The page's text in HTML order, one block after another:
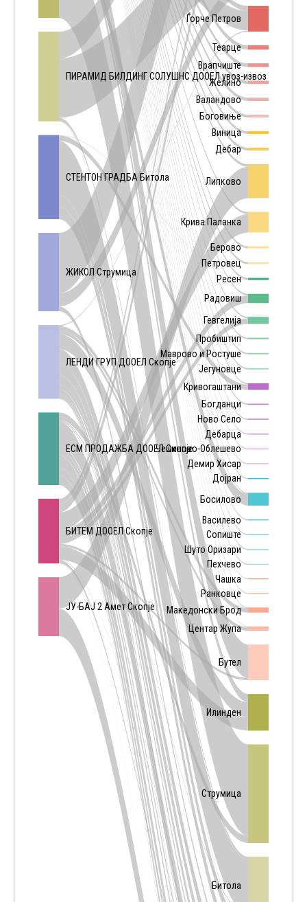
Ѓорче Петров
Теарце
Врапчиште
Желино
Валандово
Боговиње
Виница
Дебар
Липково
Крива Паланка
Берово
Петровец
Ресен
Радовиш
Гевгелија
Пробиштип
Маврово и Ростуше
Јегуновце
Кривогаштани
Богданци
Ново Село
Дебарца
Чешиново-Облешево
Демир Хисар
Дојран
Босилово
Василево
Сопиште
Шуто Оризари
Пехчево
Чашка
Ранковце
Македонски Брод
Центар Жупа
Бутел
Илинден
Струмица
ПИРАМИД БИЛДИНГ СОЛУШНС ДООЕЛ увоз-извоз Скопје
Битола
СТЕНТОН ГРАДБА Битола
ЖИКОЛ Струмица
ЛЕНДИ ГРУП ДООЕЛ Скопје
ЕСМ ПРОДАЖБА ДООЕЛ Скопје
БИТЕМ ДООЕЛ Скопје
ЈУ-БАЈ 2 Амет Скопје